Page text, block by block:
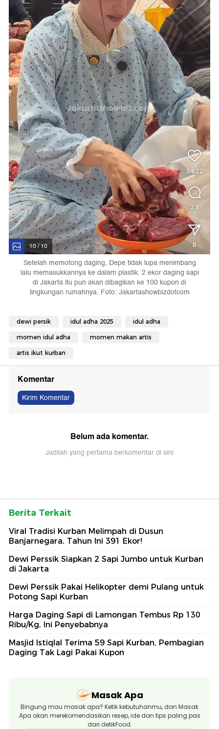
10 / 10
Setelah memotong daging, Depe tidak lupa menimbang
lalu memasukkannya ke dalam plastik. 2 ekor daging sapi
di Jakarta itu pun akan dibagikan ke 100 kupon di
lingkungan rumahnya. Foto: Jakartashowbizdotcom
dewi persik idul adha 2025 idul adha
momen idul adha momen makan artis
artis ikut kurban
Komentar
Kirim Komentar
Belum ada komentar.
Jadilah yang pertama berkomentar di sini
Berita Terkait
Viral Tradisi Kurban Melimpah di Dusun
Banjarnegara, Tahun Ini 391 Ekor!
Dewi Perssik Siapkan 2 Sapi Jumbo untuk Kurban
di Jakarta
Dewi Perssik Pakai Helikopter demi Pulang untuk
Potong Sapi Kurban
Harga Daging Sapi di Lamongan Tembus Rp 130
Ribu/Kg, Ini Penyebabnya
Masjid Istiqlal Terima 59 Sapi Kurban, Pembagian
Daging Tak Lagi Pakai Kupon
Masak Apa
Bingung mau masak apa? Ketik kebutuhanmu, dan Masak
Apa akan merekomendasikan resep, ide dan tips paling pas
dari detikFood.